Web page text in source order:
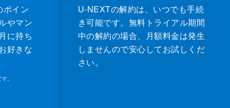
ポイン
やマン
に持ち
好きな
。
U-NEXTの解約は、いつでも手続
き可能です。無料トライアル期間
中の解約の場合、月額料金は発生
しませんので安心してお試しくだ
さい。